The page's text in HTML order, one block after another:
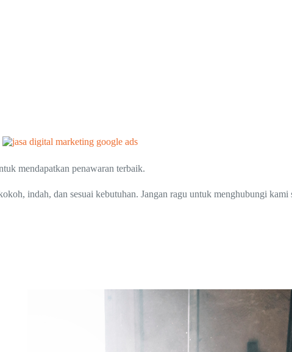
mendapatkan penawaran terbaik.
indah, dan sesuai kebutuhan. Jangan ragu untuk menghubungi